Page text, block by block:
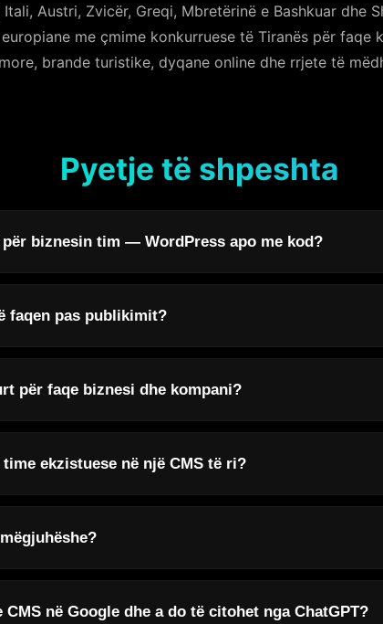
Itali, Austri, Zvicër, Greqi, Mbretërinë e Bashkuar dhe
me çmime konkurruese të Tiranës për faqe
brande turistike, dyqane online dhe rrjete të
Pyetje të shpeshta
biznesin tim — WordPress apo me kod?
faqen pas publikimit?
për faqe biznesi dhe kompani?
ekzistuese në një CMS të ri?
në Google dhe a do të citohet nga ChatGPT?